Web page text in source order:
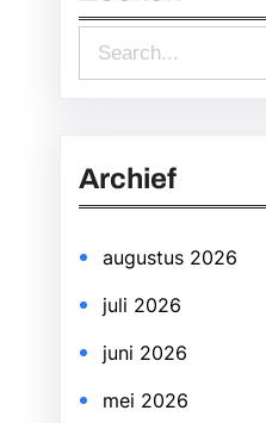
e
r
c
h
Archief
augustus 2026
juli 2026
juni 2026
mei 2026